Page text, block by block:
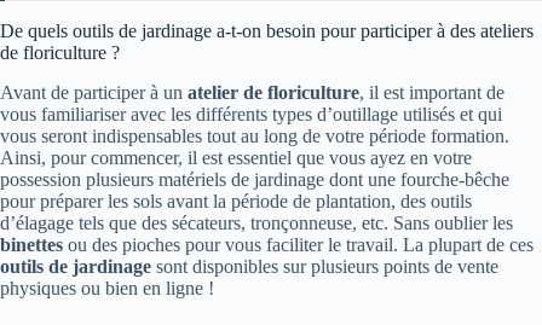
De quels outils de jardinage a-t-on besoin pour participer à des ateliers
de floriculture ?
Avant de participer à un atelier de floriculture, il est important de
vous familiariser avec les différents types d’outillage utilisés et qui
vous seront indispensables tout au long de votre période formation.
Ainsi, pour commencer, il est essentiel que vous ayez en votre
possession plusieurs matériels de jardinage dont une fourche-bêche
pour préparer les sols avant la période de plantation, des outils
d’élagage tels que des sécateurs, tronçonneuse, etc. Sans oublier les
binettes ou des pioches pour vous faciliter le travail. La plupart de ces
outils de jardinage sont disponibles sur plusieurs points de vente
physiques ou bien en ligne !